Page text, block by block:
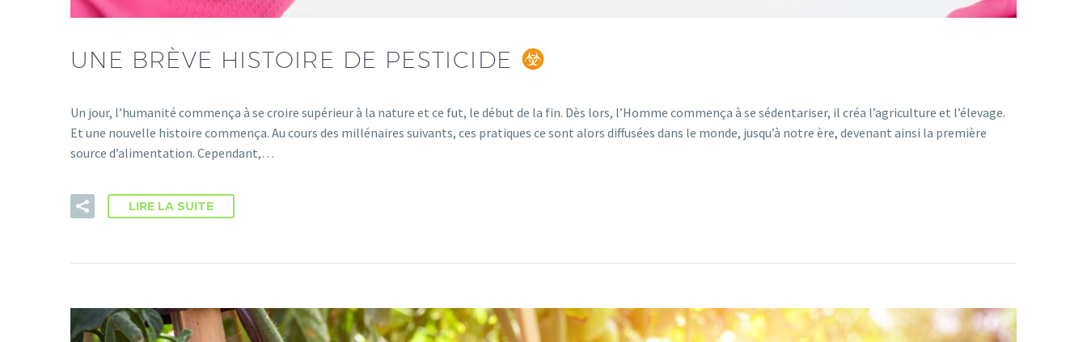
UNE BRÈVE HISTOIRE DE PESTICIDE
Un jour, l’humanité commença à se croire supérieur à la nature et ce fut, le début de la fin. Dès lors, l’Homme commença à se sédentariser, il créa l’agriculture et l’élevage.
Et une nouvelle histoire commença. Au cours des millénaires suivants, ces pratiques ce sont alors diffusées dans le monde, jusqu’à notre ère, devenant ainsi la première
source d’alimentation. Cependant,…
LIRE LA SUITE